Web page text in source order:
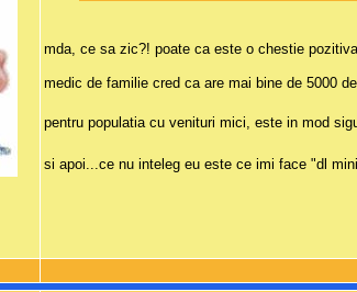
mda, ce sa zic?! poate ca este o chestie
medic de familie cred ca are mai bine de 5000
pentru populatia cu venituri mici, este in mod
si apoi...ce nu inteleg eu este ce imi face "dl